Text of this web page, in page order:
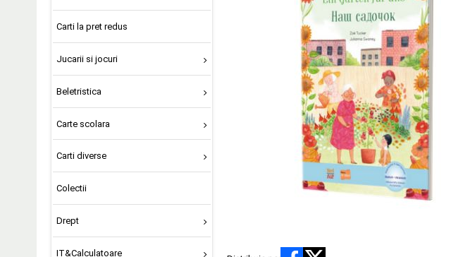
Carti la pret redus
Jucarii si jocuri
Beletristica
Carte scolara
Carti diverse
Colectii
Drept
IT&Calculatoare